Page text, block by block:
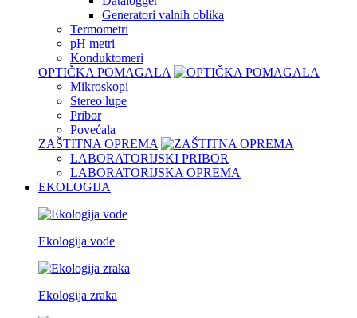
Generatori valnih oblika
Termometri
pH metri
Konduktomeri
OPTIČKA POMAGALA
Mikroskopi
Stereo lupe
Pribor
Povećala
ZAŠTITNA OPREMA
LABORATORIJSKI PRIBOR
LABORATORIJSKA OPREMA
EKOLOGIJA
Ekologija vode
Ekologija zraka